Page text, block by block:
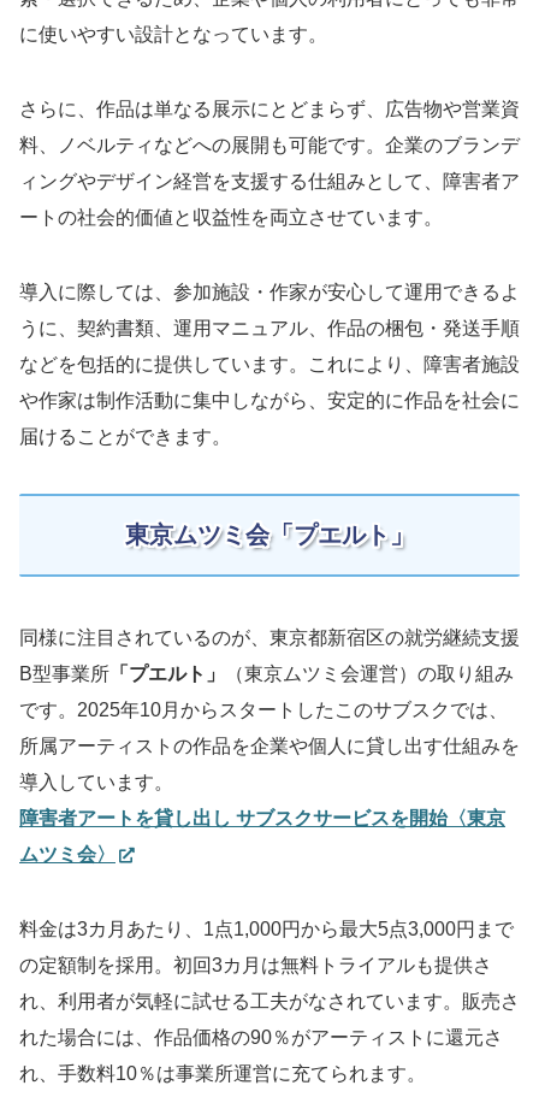
に使いやすい設計となっています。
さらに、作品は単なる展示にとどまらず、広告物や営業資
料、ノベルティなどへの展開も可能です。企業のブランデ
ィングやデザイン経営を支援する仕組みとして、障害者ア
ートの社会的価値と収益性を両立させています。
導入に際しては、参加施設・作家が安心して運用できるよ
うに、契約書類、運用マニュアル、作品の梱包・発送手順
などを包括的に提供しています。これにより、障害者施設
や作家は制作活動に集中しながら、安定的に作品を社会に
届けることができます。
東京ムツミ会「プエルト」
同様に注目されているのが、東京都新宿区の就労継続支援
B型事業所 「プエルト」
（東京ムツミ会運営）の取り組み
です。2025年10月からスタートしたこのサブスクでは、
所属アーティストの作品を企業や個人に貸し出す仕組みを
導入しています。
障害者アートを貸し出し サブスクサービスを開始〈東京
ムツミ会〉
料金は3カ月あたり、1点1,000円から最大5点3,000円まで
の定額制を採用。初回3カ月は無料トライアルも提供さ
れ、利用者が気軽に試せる工夫がなされています。販売さ
れた場合には、作品価格の90％がアーティストに還元さ
れ、手数料10％は事業所運営に充てられます。